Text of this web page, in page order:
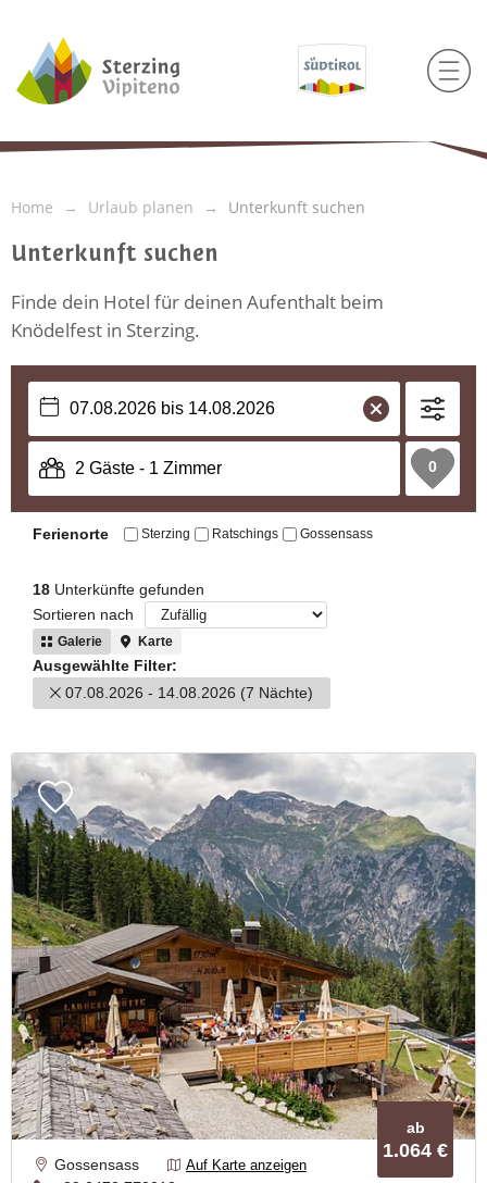
Home Urlaub planen Unterkunft suchen
Unterkunft suchen
Finde dein Hotel für deinen Aufenthalt beim
Knödelfest in Sterzing.